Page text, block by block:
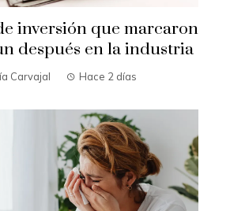
inversión que marcaron
después en la industria
Carvajal Hace 2 días